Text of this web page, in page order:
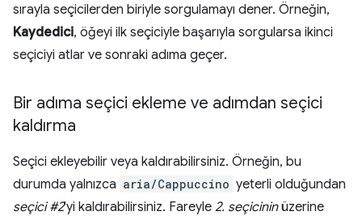
sırayla seçicilerden biriyle sorgulamayı dener. Örneğin,
Kaydedici, öğeyi ilk seçiciyle başarıyla sorgularsa ikinci
seçiciyi atlar ve sonraki adıma geçer.
Bir adıma seçici ekleme ve adımdan seçici
kaldırma
Seçici ekleyebilir veya kaldırabilirsiniz. Örneğin, bu
durumda yalnızca aria/Cappuccino yeterli olduğundan
seçici #2'yi kaldırabilirsiniz. Fareyle 2. seçicininüzerine